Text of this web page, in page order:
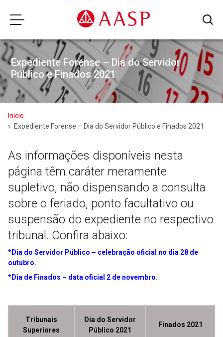
Expediente Forense – Dia do Servidor
Público e Finados 2021
Início
Expediente Forense – Dia do Servidor Público e Finados 2021
As informações disponíveis nesta
página têm caráter meramente
supletivo, não dispensando a consulta
sobre o feriado, ponto facultativo ou
suspensão do expediente no respectivo
tribunal. Confira abaixo:
*Dia do Servidor Público – celebração oficial no dia 28 de
outubro.
*Dia de Finados – data oficial 2 de novembro.
Tribunais
Superiores
Dia do Servidor
Público 2021
Finados 2021